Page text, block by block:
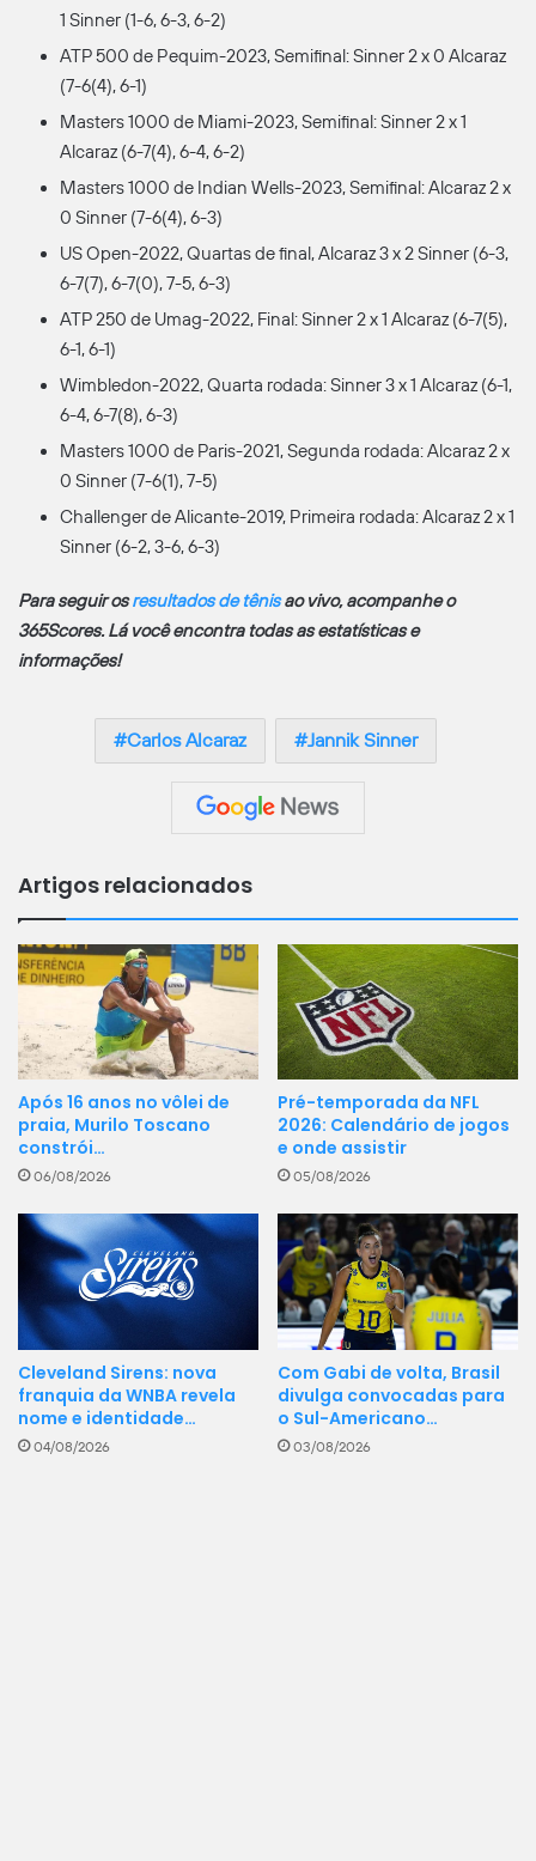
1 Sinner (1-6, 6-3, 6-2)
ATP 500 de Pequim-2023, Semifinal: Sinner 2 x 0 Alcaraz
(7-6(4), 6-1)
Masters 1000 de Miami-2023, Semifinal: Sinner 2 x 1
Alcaraz (6-7(4), 6-4, 6-2)
Masters 1000 de Indian Wells-2023, Semifinal: Alcaraz 2 x
0 Sinner (7-6(4), 6-3)
US Open-2022, Quartas de final, Alcaraz 3 x 2 Sinner (6-3,
6-7(7), 6-7(0), 7-5, 6-3)
ATP 250 de Umag-2022, Final: Sinner 2 x 1 Alcaraz (6-7(5),
6-1, 6-1)
Wimbledon-2022, Quarta rodada: Sinner 3 x 1 Alcaraz (6-1,
6-4, 6-7(8), 6-3)
Masters 1000 de Paris-2021, Segunda rodada: Alcaraz 2 x
0 Sinner (7-6(1), 7-5)
Challenger de Alicante-2019, Primeira rodada: Alcaraz 2 x 1
Sinner (6-2, 3-6, 6-3)
Para seguir osresultados de tênisao vivo, acompanhe o
365Scores. Lá você encontra todas as estatísticas e
informações!
Carlos Alcaraz Jannik Sinner
Artigos relacionados
Após 16 anos no vôlei de
praia, Murilo Toscano
constrói…
06/08/2026
Pré-temporada da NFL
2026: Calendário de jogos
e onde assistir
05/08/2026
Cleveland Sirens: nova
franquia da WNBA revela
nome e identidade…
04/08/2026
Com Gabi de volta, Brasil
divulga convocadas para
o Sul-Americano…
03/08/2026